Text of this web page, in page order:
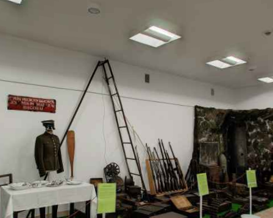
https://bilgoraj.wkraj.pl
Mapa serwisu